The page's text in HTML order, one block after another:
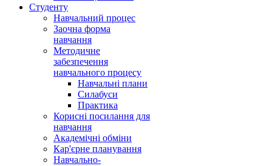
Студенту
Навчальний процес
Заочна форма
навчання
Методичне
забезпечення
навчального процесу
Навчальні плани
Силабуси
Практика
Корисні посилання для
навчання
Академічні обміни
Кар'єрне планування
Навчально-